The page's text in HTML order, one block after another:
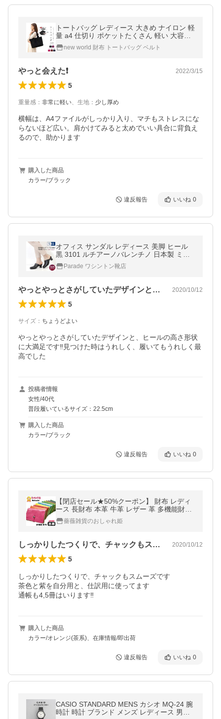
トートバッグ レディース 大きめ ナイロン 軽
量 a4 仕切り ポケットたくさん 軽い 大容量
おしゃれ 人気 ファスナー付き 通勤 通学 防
水 肩掛け かわいい
new world 財布 トートバッグ ベルト
やっと会えた❗ 2022/3/15
5
重量感 ： 非常に軽い、 生地 ： 少し厚め
横幅は、A4ファイルがしっかり入り、マチもストレスにな
らないほど広い。肩かけてみると太めでいい具合に背負え
るので、助かります
購入した商品
カラー/ブラック
違反報告 いいね 0
オフィス サンダル レディース 美脚 ヒール
黒 3101 ルチアーノバレンチノ 日本製 ミュ
ール サボ ブラック LUCIANO VALENTINO
Parade ワシントン靴店
やっとやっとさがしていたデザインと、ヒ… 2020/10/12
5
サイズ ： ちょうどよい
やっとやっとさがしていたデザインと、ヒールの高さ形状
に大満足です‼️見つけた時はうれしく、履いてもうれしく最
高でした
投稿者情報
女性/40代
普段履いているサイズ：22.5cm
購入した商品
カラー/ブラック
違反報告 いいね 0
【閉店セール★50%クーポン】 財布 レディ
ース 長財布 本革 牛革 レザー 革 多機能財布
マルチケース カードケース 二つ折り かわい
い 誕生日 プレゼント 母の日
薔薇雑貨のおしゃれ姫
しっかりしたつくりで、チャックもスムー… 2020/10/12
5
しっかりしたつくりで、チャックもスムーズです
茶色と紫を自分用と、仕訳用に使ってます
通帳も4,5冊はいります‼️
購入した商品
カラー/オレンジ(茶系)、在庫情報/即出荷
違反報告 いいね 0
CASIO STANDARD MENS カシオ MQ-24 腕
時計 時計 ブランド メンズ レディース 男の